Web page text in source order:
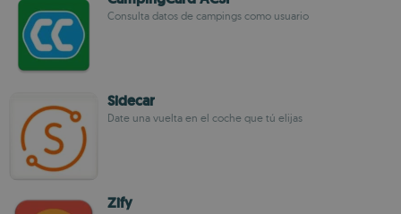
Consulta datos de campings como usuario
Sidecar
Date una vuelta en el coche que tú elijas
Zify